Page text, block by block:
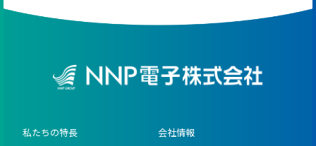
私たちの特長 会社情報